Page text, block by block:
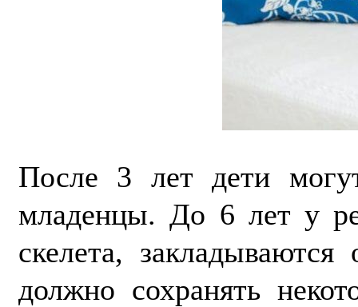
После 3 лет дети
младенцы. До 6 лет у
скелета,
должно сохранять